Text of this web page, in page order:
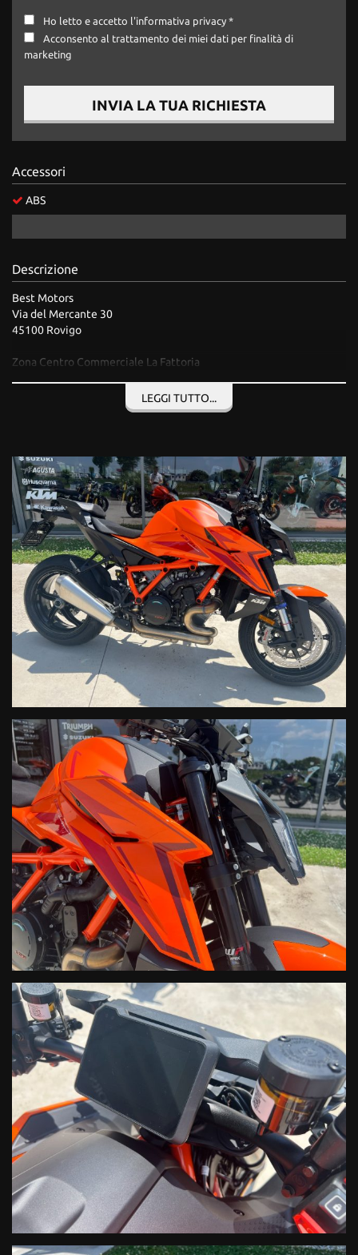
Ho letto e accetto l'informativa privacy *
Acconsento al trattamento dei miei dati per finalità di
marketing
INVIA LA TUA RICHIESTA
Accessori
ABS
Descrizione
Best Motors
Via del Mercante 30
45100 Rovigo
Zona Centro Commerciale La Fattoria
Referente commerciale per contatti:
tel +39 335 1017686
marcello.pavarin@bestmotors.com
www.bestmotors.com
LEGGI TUTTO...
Cookie analitici
Cookie di marketing
la
cookie
le